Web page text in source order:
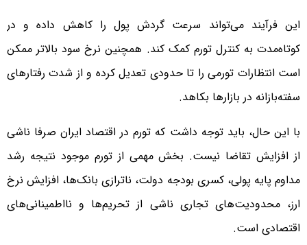
این فرآیند می‌تواند سرعت گردش پول را کاهش داده و در
کوتاه‌مدت به کنترل تورم کمک کند. همچنین نرخ سود بالاتر ممکن
است انتظارات تورمی را تا حدودی تعدیل کرده و از شدت رفتارهای
سفته‌بازانه در بازارها بکاهد.
با این حال، باید توجه داشت که تورم در اقتصاد ایران صرفا ناشی
از افزایش تقاضا نیست. بخش مهمی از تورم موجود نتیجه رشد
مداوم پایه پولی، کسری بودجه دولت، ناترازی بانک‌ها، افزایش نرخ
ارز، محدودیت‌های تجاری ناشی از تحریم‌ها و نااطمینانی‌های
اقتصادی است.